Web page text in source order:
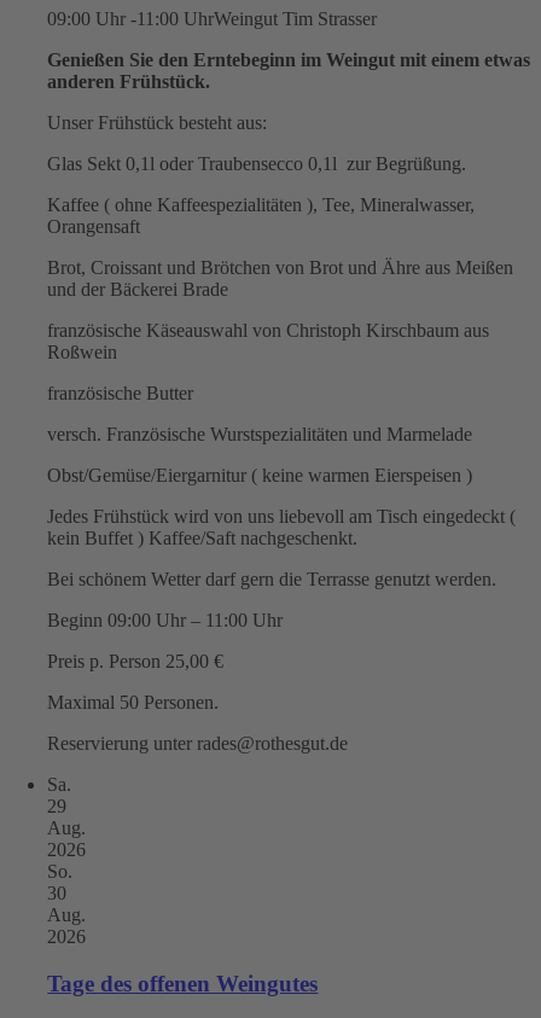
09:00 Uhr -11:00 UhrWeingut Tim Strasser
Genießen Sie den Erntebeginn im Weingut mit einem etwas
anderen Frühstück.
Unser Frühstück besteht aus:
Glas Sekt 0,1l oder Traubensecco 0,1l zur Begrüßung.
Kaffee ( ohne Kaffeespezialitäten ), Tee, Mineralwasser,
Orangensaft
Brot, Croissant und Brötchen von Brot und Ähre aus Meißen
und der Bäckerei Brade
französische Käseauswahl von Christoph Kirschbaum aus
Roßwein
französische Butter
versch. Französische Wurstspezialitäten und Marmelade
Obst/Gemüse/Eiergarnitur ( keine warmen Eierspeisen )
Jedes Frühstück wird von uns liebevoll am Tisch eingedeckt (
kein Buffet ) Kaffee/Saft nachgeschenkt.
Bei schönem Wetter darf gern die Terrasse genutzt werden.
Beginn 09:00 Uhr – 11:00 Uhr
Preis p. Person 25,00 €
Maximal 50 Personen.
Reservierung unter rades@rothesgut.de
Sa.
29
Aug.
2026
So.
30
Aug.
2026
Tage des offenen Weingutes